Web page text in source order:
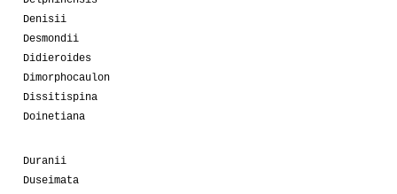
Denisii
Desmondii
Didieroides
Dimorphocaulon
Dissitispina
Doinetiana
Duranii
Duseimata